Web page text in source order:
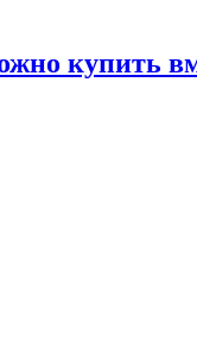
купить